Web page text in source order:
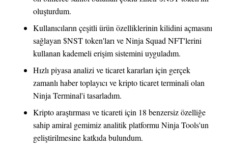
oluşturdum.
Kullanıcıların çeşitli ürün özelliklerinin kilidini açmasını
sağlayan $NST token'ları ve Ninja Squad NFT'lerini
kullanan kademeli erişim sistemini uyguladım.
Hızlı piyasa analizi ve ticaret kararları için gerçek
zamanlı haber toplayıcı ve kripto ticaret terminali olan
Ninja Terminal'i tasarladım.
Kripto araştırması ve ticareti için 18 benzersiz özelliğe
sahip amiral gemimiz analitik platformu Ninja Tools'un
geliştirilmesine katkıda bulundum.